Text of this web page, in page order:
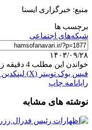
منبع: خبرگزاری ایسنا
برچسب ها
شبکه‌های اجتماعی
۱۴۰۳/۰۹/۲۸
خواندن این مطلب 4 دقیقه زمان میبرد
فیس بوک توییتر (X) لینکدین
رایانامه چاپ
نوشته های مشابه